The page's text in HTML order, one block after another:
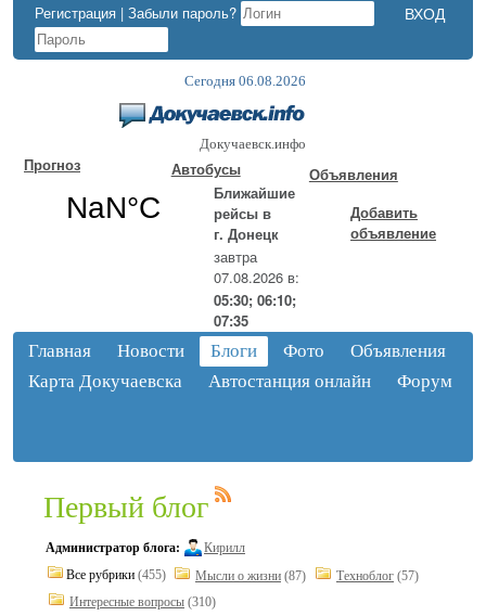
Регистрация | Забыли пароль?
Сегодня 06.08.2026
Докучаевск.инфо
Прогноз
Автобусы
Ближайшие
рейсы в
г. Донецк
завтра
07.08.2026 в:
05:30; 06:10;
07:35
Объявления
Добавить
объявление
Главная Новости Блоги Фото
Объявления
Карта Докучаевска
Автостанция онлайн Форум
Первый блог
Администратор блога:
Кирилл
Все рубрики (455) Мысли о жизни (87) Техноблог (57)
Интересные вопросы (310)